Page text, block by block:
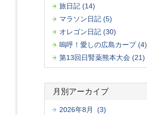
旅日記 (14)
マラソン日記 (5)
オレゴン日記 (30)
嗚呼！愛しの広島カープ (4)
第13回日腎薬熊本大会 (21)
月別アーカイブ
2026年8月 (3)